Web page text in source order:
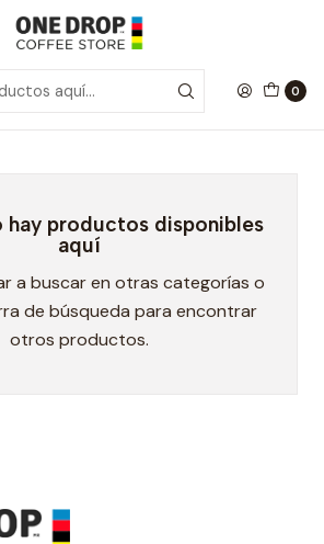
0
Inicio Chamois
Chamois
hay productos disponibles
aquí
a buscar en otras categorías o
de búsqueda para encontrar
otros productos.